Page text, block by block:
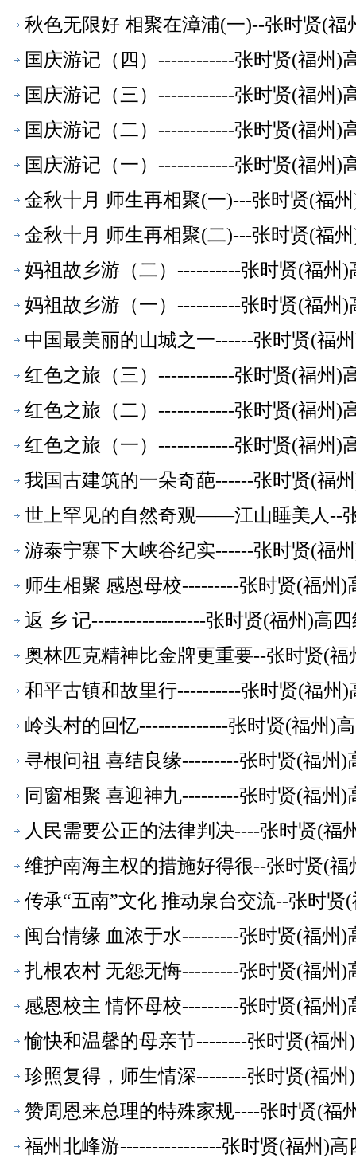
秋色无限好 相聚在漳浦(一)--张时贤(福
国庆游记（四）------------张时贤(福州)
国庆游记（三）------------张时贤(福州)
国庆游记（二）------------张时贤(福州)
国庆游记（一）------------张时贤(福州)
金秋十月 师生再相聚(一)---张时贤(福
金秋十月 师生再相聚(二)---张时贤(福
妈祖故乡游（二）----------张时贤(福州
妈祖故乡游（一）----------张时贤(福州
中国最美丽的山城之一------张时贤(福
红色之旅（三）------------张时贤(福州)
红色之旅（二）------------张时贤(福州)
红色之旅（一）------------张时贤(福州)
我国古建筑的一朵奇葩------张时贤(福
世上罕见的自然奇观——江山睡美人--
游泰宁寨下大峡谷纪实------张时贤(福
师生相聚 感恩母校---------张时贤(福州)
返 乡 记------------------张时贤(福州)高
奥林匹克精神比金牌更重要--张时贤(
和平古镇和故里行----------张时贤(福州
岭头村的回忆--------------张时贤(福州)
寻根问祖 喜结良缘---------张时贤(福州)
同窗相聚 喜迎神九---------张时贤(福州)
人民需要公正的法律判决----张时贤(福
维护南海主权的措施好得很--张时贤(
传承“五南”文化 推动泉台交流--张时
闽台情缘 血浓于水---------张时贤(福州)
扎根农村 无怨无悔---------张时贤(福州)
感恩校主 情怀母校---------张时贤(福州)
愉快和温馨的母亲节--------张时贤(福
珍照复得，师生情深--------张时贤(福
赞周恩来总理的特殊家规----张时贤(福
福州北峰游----------------张时贤(福州)高